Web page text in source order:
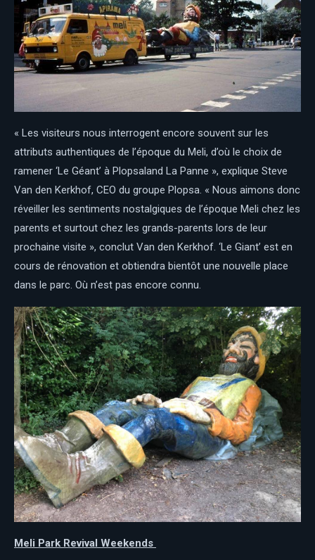
« Les visiteurs nous interrogent encore souvent sur les
attributs authentiques de l’époque du Meli, d’où le choix de
ramener ‘Le Géant’ à Plopsaland La Panne », explique Steve
Van den Kerkhof, CEO du groupe Plopsa. « Nous aimons donc
réveiller les sentiments nostalgiques de l’époque Meli chez les
parents et surtout chez les grands-parents lors de leur
prochaine visite », conclut Van den Kerkhof. ‘Le Giant’ est en
cours de rénovation et obtiendra bientôt une nouvelle place
dans le parc. Où n’est pas encore connu.
Meli Park Revival Weekends